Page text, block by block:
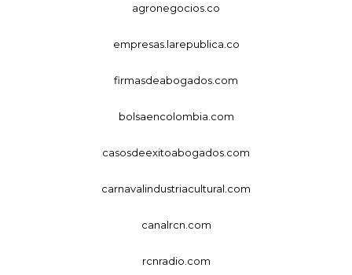
agronegocios.co
empresas.larepublica.co
firmasdeabogados.com
bolsaencolombia.com
casosdeexitoabogados.com
carnavalindustriacultural.com
canalrcn.com
rcnradio.com